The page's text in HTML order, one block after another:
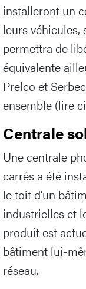
installeront un
leurs véhicules,
permettra de
équivalente
Prelco et
ensemble (lire
Centrale
Une centrale
carrés a été
le toit d’un
industrielles et
produit est
bâtiment lui-
réseau.